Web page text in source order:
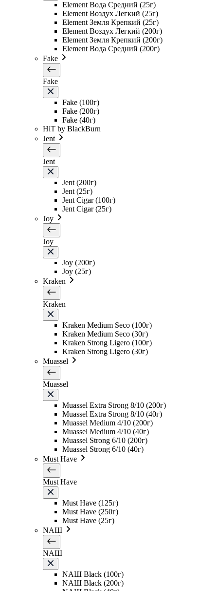
Element Вода Средний (25г)
Element Воздух Легкий (25г)
Element Земля Крепкий (25г)
Element Воздух Легкий (200г)
Element Земля Крепкий (200г)
Element Вода Средний (200г)
Fake
Fake
Fake (100г)
Fake (200г)
Fake (40г)
HiT by BlackBurn
Jent
Jent
Jent (200г)
Jent (25г)
Jent Cigar (100г)
Jent Cigar (25г)
Joy
Joy
Joy (200г)
Joy (25г)
Kraken
Kraken
Kraken Medium Seco (100г)
Kraken Medium Seco (30г)
Kraken Strong Ligero (100г)
Kraken Strong Ligero (30г)
Muassel
Muassel
Muassel Extra Strong 8/10 (200г)
Muassel Extra Strong 8/10 (40г)
Muassel Medium 4/10 (200г)
Muassel Medium 4/10 (40г)
Muassel Strong 6/10 (200г)
Muassel Strong 6/10 (40г)
Must Have
Must Have
Must Have (125г)
Must Have (250г)
Must Have (25г)
NAШ
NAШ
NAШ Black (100г)
NAШ Black (200г)